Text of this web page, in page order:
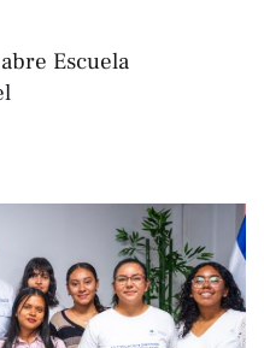
Escuela